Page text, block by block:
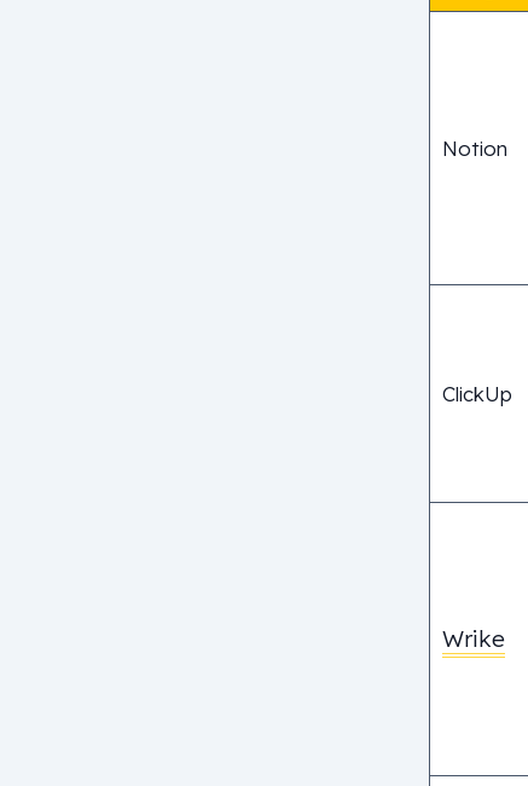
Notion
ClickUp
Wrike